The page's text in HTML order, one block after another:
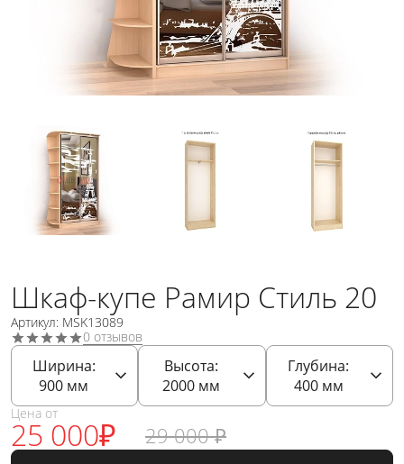
Шкаф-купе Рамир Стиль 20
Артикул: MSK13089
0 отзывов
Ширина:
900 мм
Высота:
2000мм
Глубина:
400мм
Цена от
25 000₽ 29 000 ₽